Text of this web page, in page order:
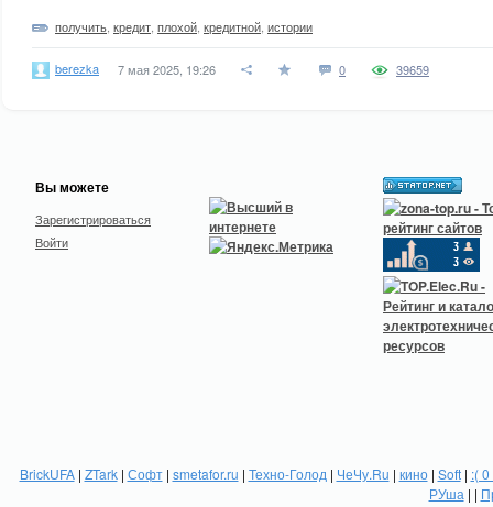
получить кредит плохой кредитной истории
berezka 7 мая 2025, 19:26 0 39659
Вы можете
Зарегистрироваться
Войти
BrickUFA| ZTark| Софт| smetafor.ru | Техно-Голод | ЧеЧу.Ru | кино| Soft| :(
РУша | |